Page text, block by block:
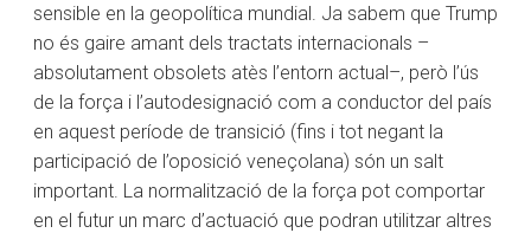
sensible en la geopolítica mundial. Ja sabem que Trump
no és gaire amant dels tractats internacionals –
absolutament obsolets atès l’entorn actual–, però l’ús
de la força i l’autodesignació com a conductor del país
en aquest període de transició (fins i tot negant la
participació de l’oposició veneçolana) són un salt
important. La normalització de la força pot comportar
en el futur un marc d’actuació que podran utilitzar altres